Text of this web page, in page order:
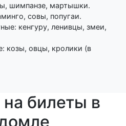
шимпанзе, мартышки.
совы, попугаи.
кенгуру, ленивцы, змеи,
козы, овцы, кролики (в
билеты в